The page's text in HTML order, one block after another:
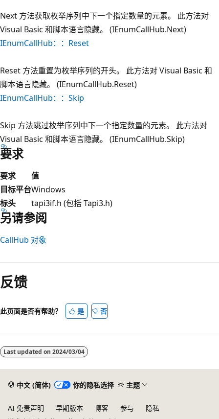
Next 方法获取枚举序列中下一个指定数量的元素。 此方法对
Visual Basic 和脚本语言隐藏。 (IEnumCallHub.Next)
IEnumCallHub：：Reset
Reset 方法重置为枚举序列的开头。 此方法对 Visual Basic 和
脚本语言隐藏。 (IEnumCallHub.Reset)
IEnumCallHub：：Skip
Skip 方法跳过枚举序列中下一个指定数量的元素。 此方法对
Visual Basic 和脚本语言隐藏。 (IEnumCallHub.Skip)
要求
要求
值
目标平台Windows
标头
tapi3if.h (包括 Tapi3.h)
另请参阅
CallHub 对象
读
模
已
用
反馈
此页面是否有帮助？ 是 否
Last updated on 2024/03/04
中文 (简体) 你的隐私选择 主题
AI 免责声明 早期版本 博客 参与
隐私